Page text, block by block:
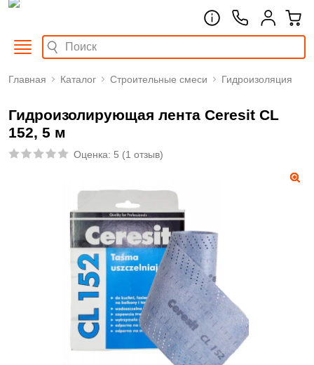
Главная Каталог Строительные смеси Гидроизоляция
Гидроизолирующая лента Ceresit CL
152, 5 м
Оценка: 5 (1 отзыв)